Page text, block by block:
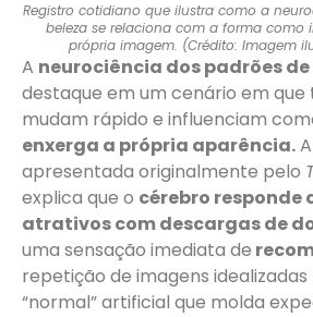
Registro cotidiano que ilustra como a
beleza se relaciona com a forma como
própria imagem. (Crédito: Imagem
A neurociência dos padrões de
destaque em um cenário em que
mudam rápido e influenciam
enxerga a própria aparência.
apresentada originalmente pelo
explica que o cérebro responde
atrativos com descargas de
uma sensação imediata de
repetição de imagens
“normal” artificial que molda